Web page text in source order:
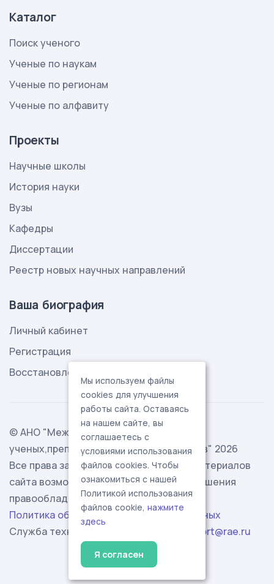
Каталог
Поиск ученого
Ученые по наукам
Ученые по регионам
Ученые по алфавиту
Проекты
Научные школы
История науки
Вузы
Кафедры
Диссертации
Реестр новых научных направлений
Ваша биография
Личный кабинет
Регистрация
Восстановление пароля
© АНО "Международная ассоциация
ученых,преподавателей и специалистов" 2026
Все права защищены. Использование материалов
сайта возможно исключительно с разрешения
правообладателя.
Политика обработки персональных данных
Служба технической поддержки -
support@rae.ru
Мы используем файлы
cookies для улучшения
работы сайта. Оставаясь
на нашем сайте, вы
соглашаетесь с
условиями использования
файлов cookies. Чтобы
ознакомиться с нашей
Политикой использования
файлов cookie, нажмите
здесь
Я согласен